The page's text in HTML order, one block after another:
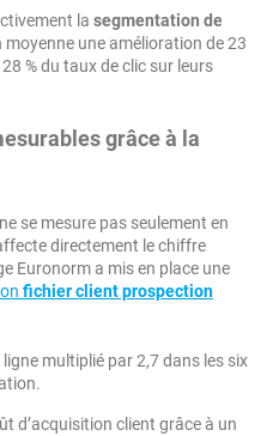
la segmentation de
une amélioration de 23
% du taux de clic sur leurs
grâce à la
se mesure pas seulement en
directement le chiffre
Euronorm a mis en place une
fichier client prospection
multiplié par 2,7 dans les six
d’acquisition client grâce à un